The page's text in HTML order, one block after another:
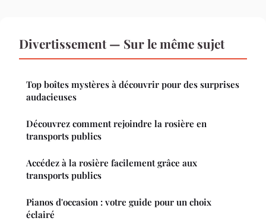
Divertissement — Sur le même sujet
Top boîtes mystères à découvrir pour des surprises
audacieuses
Découvrez comment rejoindre la rosière en
transports publics
Accédez à la rosière facilement grâce aux
transports publics
Pianos d'occasion : votre guide pour un choix
éclairé